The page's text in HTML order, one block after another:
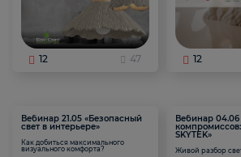
12 47 12
Вебинар 21.05 «Безопасный
свет в интерьере»
Как добиться максимального
визуального комфорта?
Вебинар 04.06
SKYTEK»
Живой разбор